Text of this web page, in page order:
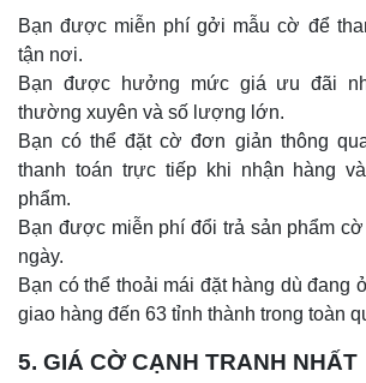
Bạn được miễn phí gởi mẫu cờ để
tận nơi.
Bạn được hưởng mức giá ưu đãi
thường xuyên và số lượng lớn.
Bạn có thể đặt cờ đơn giản thông
thanh toán trực tiếp khi nhận hàng
phẩm.
Bạn được miễn phí đổi trả sản phẩm
ngày.
Bạn có thể thoải mái đặt hàng dù đang
giao hàng đến 63 tỉnh thành trong toàn
5. GIÁ CỜ CẠNH TRANH NHẤT